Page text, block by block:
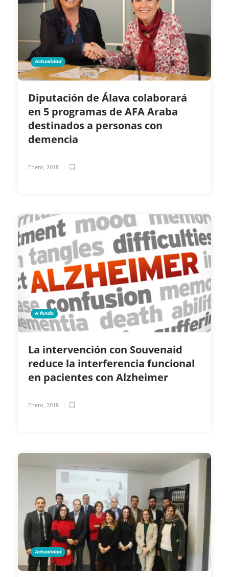
Actualidad
Diputación de Álava colaborará
en 5 programas de AFA Araba
destinados a personas con
demencia
Enero, 2018
A fondo
La intervención con Souvenaid
reduce la interferencia funcional
en pacientes con Alzheimer
Enero, 2018
Actualidad